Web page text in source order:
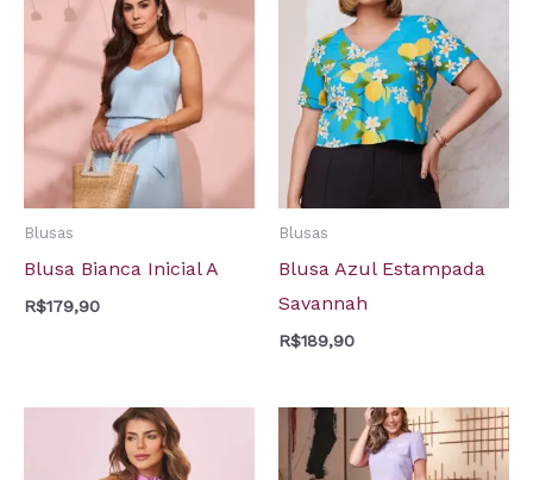
Blusas
Blusa Bianca Inicial A
R$179,90
Blusas
Blusa Azul Estampada
Savannah
R$189,90